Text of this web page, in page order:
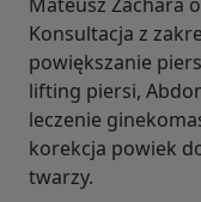
Konsultacja z
powiększanie
lifting piersi,
leczenie
korekcja powiek
twarzy.